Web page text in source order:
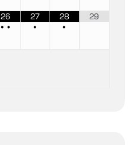
26
••
27
•
28
•
29